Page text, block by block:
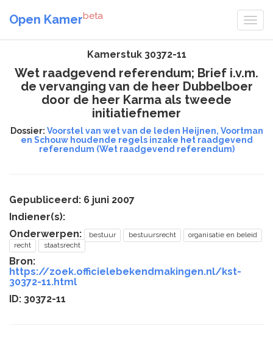
Open Kamerbeta
Kamerstuk 30372-11
Wet raadgevend referendum; Brief i.v.m.
de vervanging van de heer Dubbelboer
door de heer Karma als tweede
initiatiefnemer
Dossier: Voorstel van wet van de leden Heijnen, Voortman
en Schouw houdende regels inzake het raadgevend
referendum (Wet raadgevend referendum)
Gepubliceerd: 6 juni 2007
Indiener(s):
Onderwerpen:
bestuur bestuursrecht
organisatie en beleid
recht
staatsrecht
Bron:
https://zoek.officielebekendmakingen.nl/kst-
30372-11.html
ID: 30372-11